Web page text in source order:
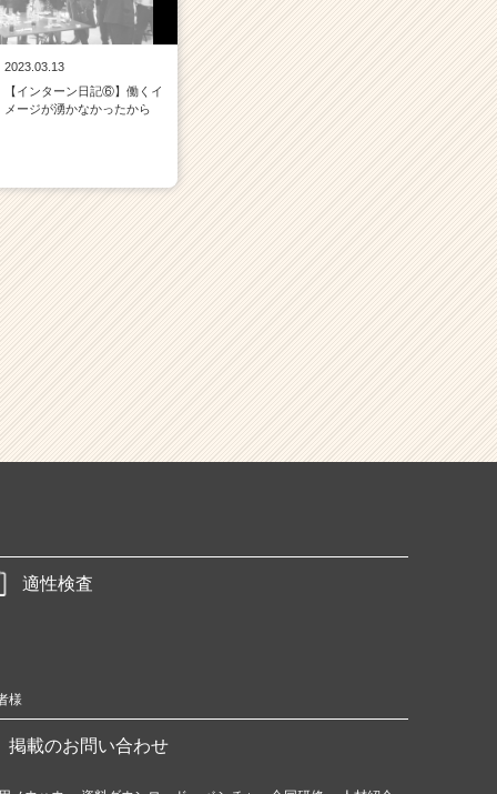
2023.03.13
【インターン日記⑥】働くイ
メージが湧かなかったから
適性検査
様
掲載のお問い合わせ